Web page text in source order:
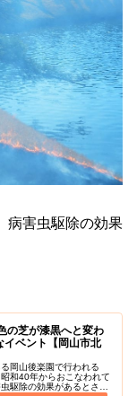
病害虫駆除の効果
の芝が漆黒へと変わ
イベント【岡山市北
岡山後楽園で行われる
和40年からおこなわれて
駆除の効果があるとされ